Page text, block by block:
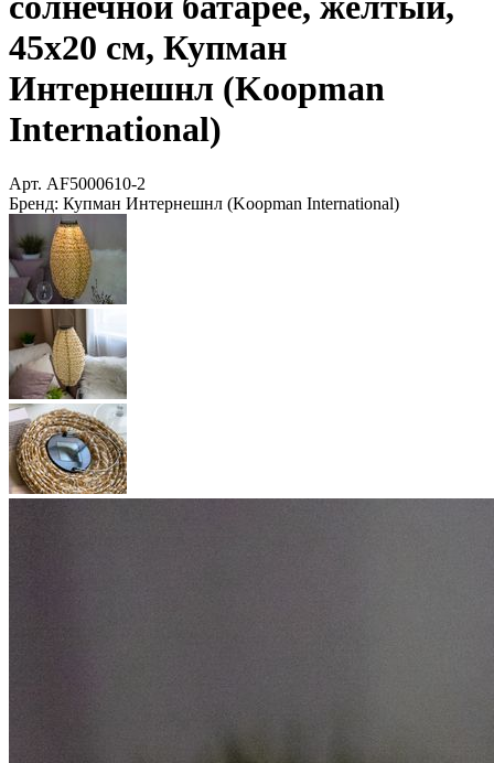
45х20 см, Купман
Интернешнл (Koopman
International)
Арт. AF5000610-2
Бренд: Купман Интернешнл (Koopman International)